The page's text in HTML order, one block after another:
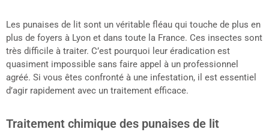
Les punaises de lit sont un véritable fléau qui touche de plus en
plus de foyers à Lyon et dans toute la France. Ces insectes sont
très difficile à traiter. C’est pourquoi leur éradication est
quasiment impossible sans faire appel à un professionnel
agréé. Si vous êtes confronté à une infestation, il est essentiel
d’agir rapidement avec un traitement efficace.
Traitement chimique des punaises de lit